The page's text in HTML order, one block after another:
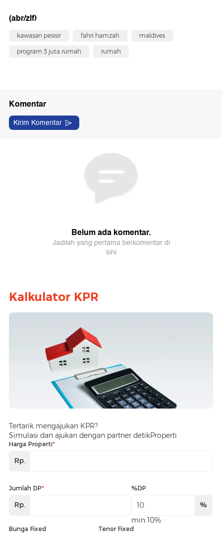
(abr/zlf)
kawasan pesisir fahri hamzah maldives
program 3 juta rumah rumah
Kalkulator KPR
Tertarik mengajukan KPR?
Simulasi dan ajukan dengan partner detikProperti
Harga Properti*
Rp.
Jumlah DP*
Rp.
%DP
%
min 10%
Bunga Fixed Tenor Fixed